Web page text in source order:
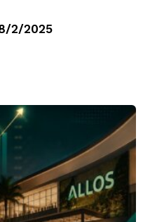
2/2025